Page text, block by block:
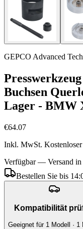
GEPCO Advanced
Buchsen
Lager - BMW
€64.07
Inkl. MwSt. Kostenloser
Verfügbar — Versand in
Bestellen Sie bis
Kompatibilität
Geeignet für 1 Modell · 1